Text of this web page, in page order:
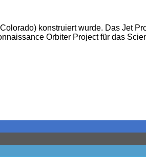
konstruiert wurde. Das Jet
Orbiter Project für das